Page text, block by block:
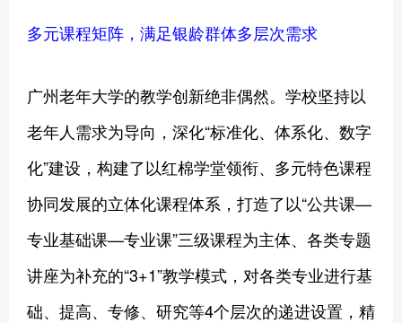
多元课程矩阵，满足银龄群体多层次需求
广州老年大学的教学创新绝非偶然。学校坚持以
老年人需求为导向，深化“标准化、体系化、数字
化”建设，构建了以红棉学堂领衔、多元特色课程
协同发展的立体化课程体系，打造了以“公共课—
专业基础课—专业课”三级课程为主体、各类专题
讲座为补充的“3+1”教学模式，对各类专业进行基
础、提高、专修、研究等4个层次的递进设置，精